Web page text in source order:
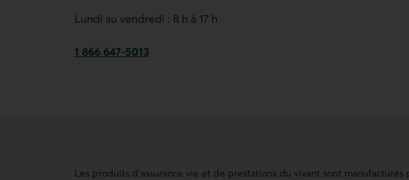
Lundi au vendredi : 8 h à 17 h
1 866 647-5013
Les produits d'assurance vie et de prestations du vivant sont